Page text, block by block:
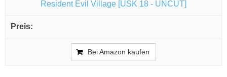
Resident Evil Village [USK 18 - UNCUT]
Bei Amazon kaufen